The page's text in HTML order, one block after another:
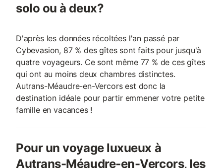
solo ou à deux?
D'après les données récoltées l'an passé par
Cybevasion, 87 % des gîtes sont faits pour jusqu'à
quatre voyageurs. Ce sont même 77 % de ces gîtes
qui ont au moins deux chambres distinctes.
Autrans-Méaudre-en-Vercors est donc la
destination idéale pour partir emmener votre petite
famille en vacances !
Pour un voyage luxueux à
Autrans-Méaudre-en-Vercors, les